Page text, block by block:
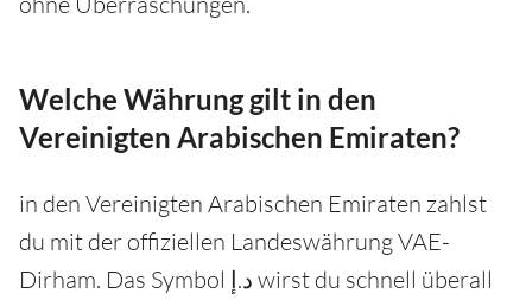
Welche Währung gilt in den
Vereinigten Arabischen Emiraten?
in den Vereinigten Arabischen Emiraten zahlst
du mit der offiziellen Landeswährung VAE-
Dirham. Das Symbol د.إ wirst du schnell überall